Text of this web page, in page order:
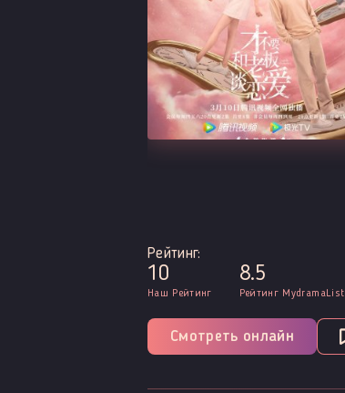
Рейтинг:
10
Наш Рейтинг
8.5
Рейтинг MydramaList
Смотреть онлайн